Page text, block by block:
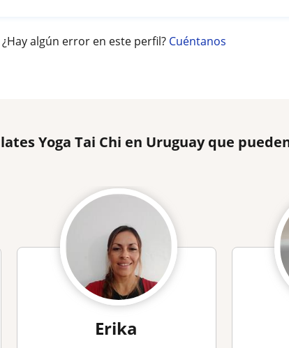
¿Hay algún error en este perfil? Cuéntanos
Yoga Tai Chi en Uruguay que
Erika